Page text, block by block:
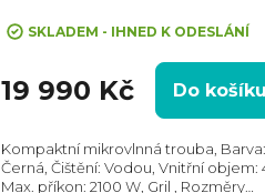
SKLADEM - IHNED K ODESLÁNÍ
19 990 Kč Do košíku
Kompaktní mikrovlnná trouba, Barva:
Černá, Čištění: Vodou, Vnitřní objem:
Max. příkon: 2100 W, Gril , Rozměry